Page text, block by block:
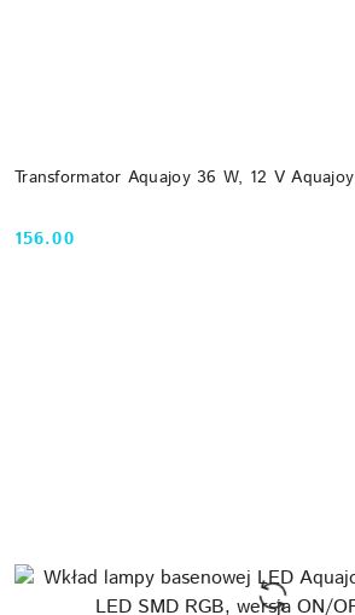
Transformator Aquajoy 36 W, 12 V Aquajoy
Cena:
156.00